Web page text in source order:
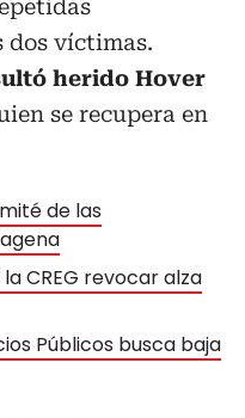
dos víctimas.
herido Hover
se recupera en
de las
CREG revocar alza
Públicos busca baja